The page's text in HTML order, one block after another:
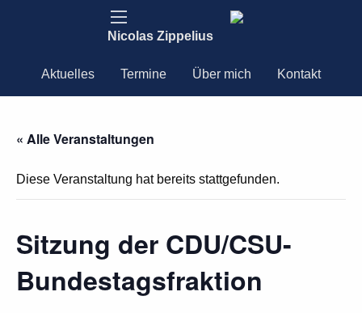
Nicolas Zippelius
Aktuelles Termine Über mich Kontakt
« Alle Veranstaltungen
Diese Veranstaltung hat bereits stattgefunden.
Sitzung der CDU/CSU-
Bundestagsfraktion